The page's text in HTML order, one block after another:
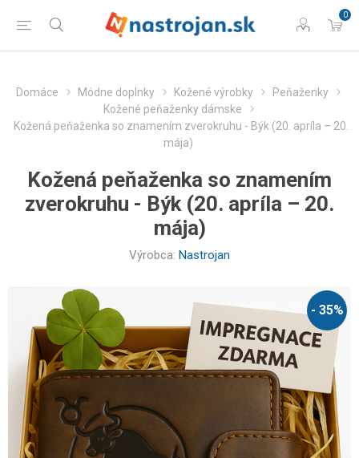
0
Domáce Módne doplnky Kožené výrobky
Peňaženky
Kožené peňaženky dámske
Kožená peňaženka so znamením zverokruhu - Býk (20. apríla – 20.
mája)
Kožená peňaženka so znamením
zverokruhu - Býk (20. apríla – 20.
mája)
Výrobca: Nastrojan
- 35%